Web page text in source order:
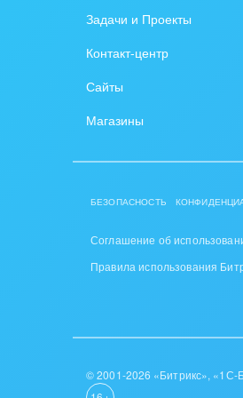
Никаких рисков —
C тарифами на
Задачи и Проекты
Контакт-центр
Сайты
Магазины
БЕЗОПАСНОСТЬ
Соглашение об
Правила использования
© 2001-2026 «Битрикс», «1С-